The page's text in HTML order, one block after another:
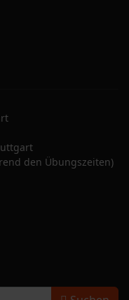
den Übungszeiten)